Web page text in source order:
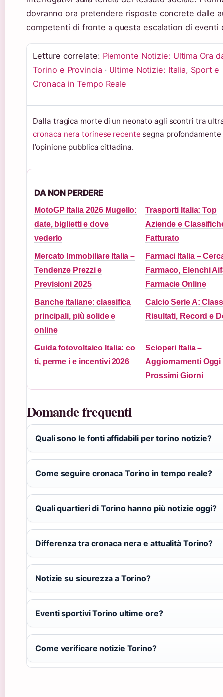
dovranno ora pretendere risposte concrete dalle
competenti di fronte a questa escalation di eventi
Letture correlate: Piemonte Notizie: Ultima Ora
Torino e Provincia · Ultime Notizie: Italia, Sport e
Cronaca in Tempo Reale
Dalla tragica morte di un neonato agli scontri tra
cronaca nera torinese recente segna profondamente
l’opinione pubblica cittadina.
DA NON PERDERE
MotoGP Italia 2026 Mugello:
date, biglietti e dove
vederlo
Trasporti Italia: Top
Aziende e
Fatturato
Mercato Immobiliare Italia –
Tendenze Prezzi e
Previsioni 2025
Farmaci Italia –
Farmaco, Elenchi
Farmacie Online
Banche italiane: classifica
principali, più solide e
online
Calcio Serie A:
Risultati, Record e
Guida fotovoltaico Italia: co
ti, perme i e incentivi 2026
Scioperi Italia –
Aggiornamenti Oggi
Prossimi Giorni
Domande frequenti
Quali sono le fonti affidabili per torino notizie?
Come seguire cronaca Torino in tempo reale?
Quali quartieri di Torino hanno più notizie oggi?
Differenza tra cronaca nera e attualità Torino?
Notizie su sicurezza a Torino?
Eventi sportivi Torino ultime ore?
Come verificare notizie Torino?